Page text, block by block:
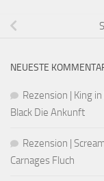
NEUESTE
Rezension | King
Black Die Ankunft
Rezension |
Carnages Fluch